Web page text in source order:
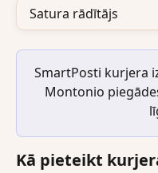
Satura rādītājs
SmartPosti kurjera
Montonio
Kā pieteikt